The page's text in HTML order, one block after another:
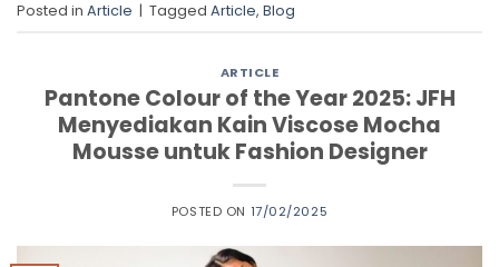
Posted in Article | Tagged Article, Blog
ARTICLE
Pantone Colour of the Year 2025: JFH
Menyediakan Kain Viscose Mocha
Mousse untuk Fashion Designer
POSTED ON 17/02/2025